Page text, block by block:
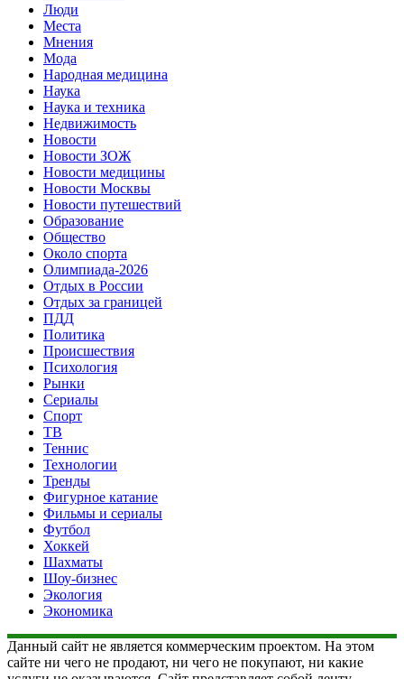
Люди
Места
Мнения
Мода
Народная медицина
Наука
Наука и техника
Недвижимость
Новости
Новости ЗОЖ
Новости медицины
Новости Москвы
Новости путешествий
Образование
Общество
Около спорта
Олимпиада-2026
Отдых в России
Отдых за границей
ПДД
Политика
Происшествия
Психология
Рынки
Сериалы
Спорт
ТВ
Теннис
Технологии
Тренды
Фигурное катание
Фильмы и сериалы
Футбол
Хоккей
Шахматы
Шоу-бизнес
Экология
Экономика
Данный сайт не является коммерческим проектом. На этом
сайте ни чего не продают, ни чего не покупают, ни какие